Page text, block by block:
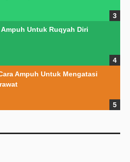
Ampuh Untuk Ruqyah Diri
Ampuh Untuk Mengatasi